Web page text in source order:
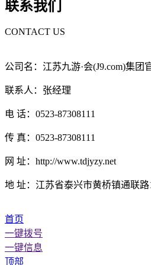
联系我们
CONTACT US
公司名：江苏九游·会(J9.com)集团
联系人：张经理
电 话：0523-87308111
传 真：0523-87308111
网 址：http://www.tdjyzy.net
地 址：江苏省泰兴市黄桥镇通联路
首页
一键拨号
一键信息
顶部